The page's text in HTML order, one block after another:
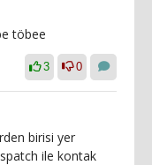
töbee
3 0
birisi yer
ile kontak